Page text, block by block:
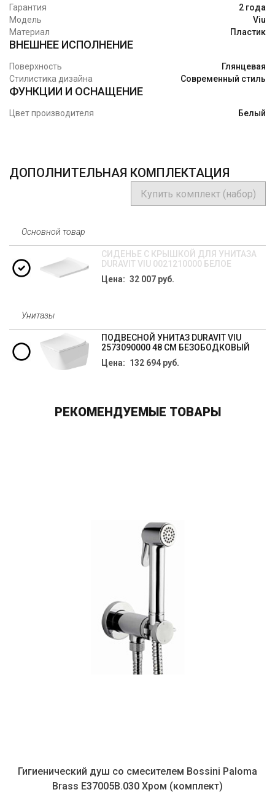
Гарантия
2 года
Модель
Viu
Материал
Пластик
ВНЕШНЕЕ ИСПОЛНЕНИЕ
Поверхность
Глянцевая
Стилистика дизайна
Современный стиль
ФУНКЦИИ И ОСНАЩЕНИЕ
Цвет производителя Белый
ДОПОЛНИТЕЛЬНАЯ КОМПЛЕКТАЦИЯ
Купить комплект (набор)
Основной товар
СИДЕНЬЕ C КРЫШКОЙ ДЛЯ УНИТАЗА
DURAVIT VIU 0021210000 БЕЛОЕ
Цена: 32 007 руб.
Унитазы
ПОДВЕСНОЙ УНИТАЗ DURAVIT VIU
2573090000 48 СМ БЕЗОБОДКОВЫЙ
Цена: 132 694 руб.
РЕКОМЕНДУЕМЫЕ ТОВАРЫ
Гигиенический душ со смесителем Bossini Paloma
Brass E37005B.030 Хром (комплект)